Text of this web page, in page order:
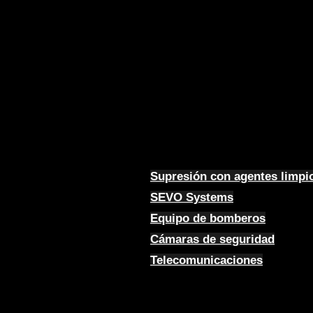
Supresión con agentes
SEVO Systems
Equipo de bomberos
Cámaras de seguridad
Telecomunicaciones